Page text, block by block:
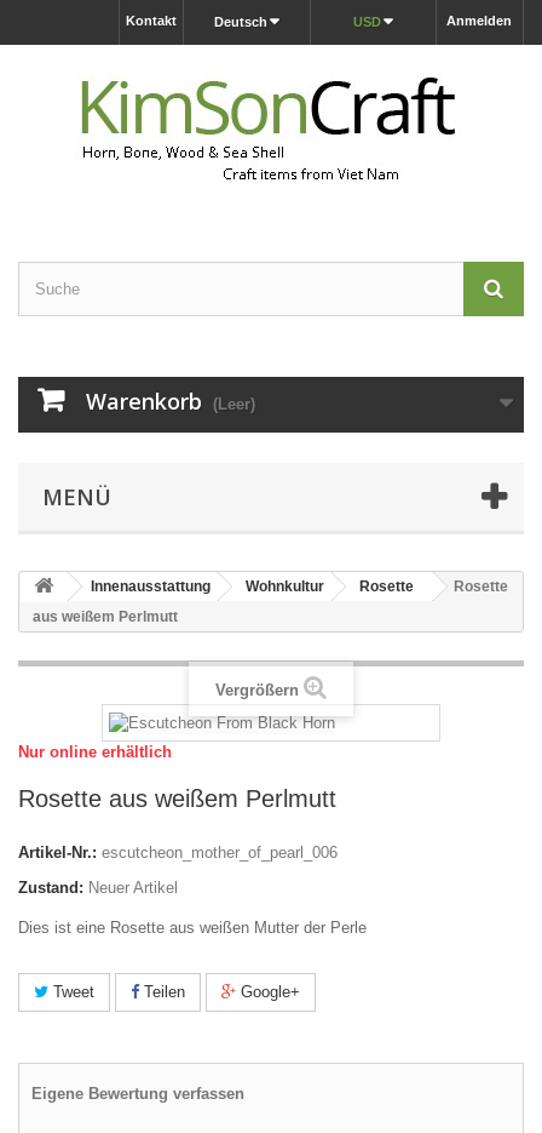
Anmelden
USD
Deutsch
Kontakt
Warenkorb (Leer)
MENÜ
Innenausstattung Wohnkultur Rosette
Rosette
aus weißem Perlmutt
Vergrößern
Nur online erhältlich
Rosette aus weißem Perlmutt
Artikel-Nr.: escutcheon_mother_of_pearl_006
Zustand: Neuer Artikel
Dies ist eine Rosette aus weißen Mutter der Perle
Tweet Teilen Google+
Eigene Bewertung verfassen